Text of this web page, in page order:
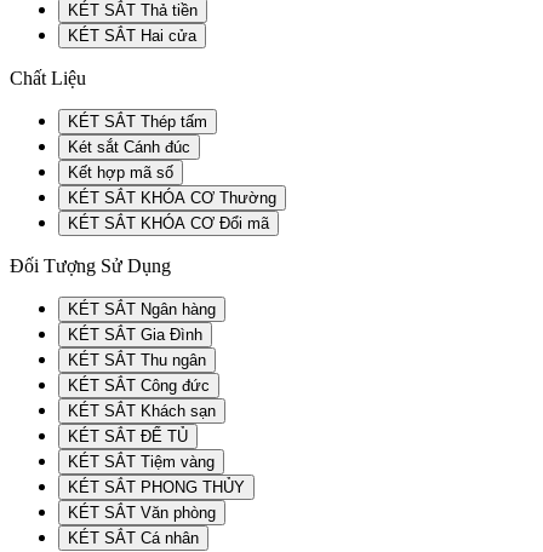
KÉT SẮT Thả tiền
KÉT SẮT Hai cửa
Chất Liệu
KÉT SẮT Thép tấm
Két sắt Cánh đúc
Kết hợp mã số
KÉT SẮT KHÓA CƠ Thường
KÉT SẮT KHÓA CƠ Đổi mã
Đối Tượng Sử Dụng
KÉT SẮT Ngân hàng
KÉT SẮT Gia Đình
KÉT SẮT Thu ngân
KÉT SẮT Công đức
KÉT SẮT Khách sạn
KÉT SẮT ĐỂ TỦ
KÉT SẮT Tiệm vàng
KÉT SẮT PHONG THỦY
KÉT SẮT Văn phòng
KÉT SẮT Cá nhân